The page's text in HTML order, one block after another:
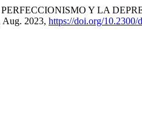
Y LA
Aug. 2023, https://doi.org/10.2300/